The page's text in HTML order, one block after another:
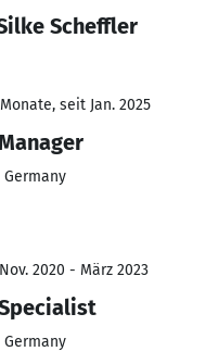
Scheffler
seit Jan. 2025
Germany
2020 - März 2023
Germany